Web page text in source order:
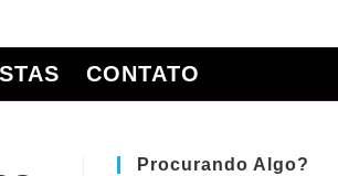
CONTATO
Procurando Algo?